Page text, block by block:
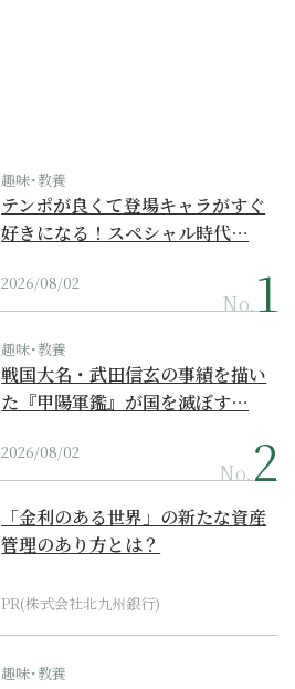
趣味･教養
テンポが良くて登場キャラがすぐ
好きになる！スペシャル時代…
2026/08/02
No.
趣味･教養
戦国大名・武田信玄の事績を描い
た『甲陽軍鑑』が国を滅ぼす…
2026/08/02
No.
「金利のある世界」の新たな資産
管理のあり方とは？
PR(株式会社北九州銀行)
趣味･教養